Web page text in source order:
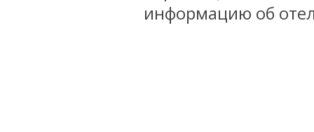
информацию об